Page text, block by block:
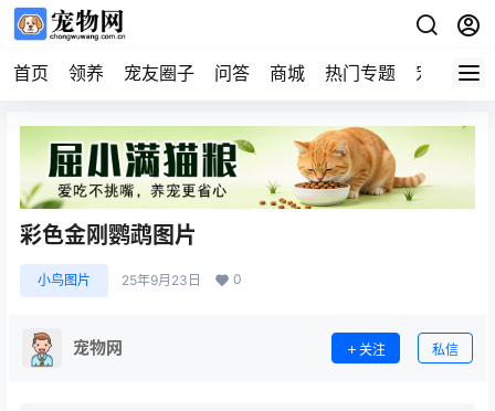
首页 领养 宠友圈子 问答 商城 热门专题 宠物企业
彩色金刚鹦鹉图片
小鸟图片 25年9月23日 0
宠物网 关注 私信